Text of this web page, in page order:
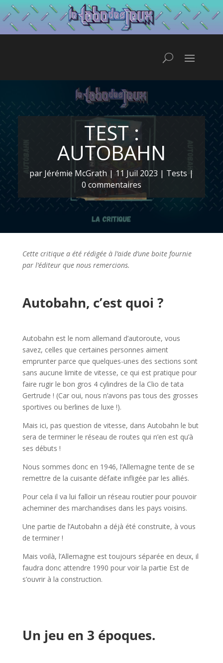
TEST :
AUTOBAHN
par Jérémie McGrath | 11 Juil 2023 | Tests |
0 commentaires
Cette critique a été rédigée à l’aide d’une boite fournie
par l’éditeur que nous remercions.
Autobahn, c’est quoi ?
Autobahn est le nom allemand d’autoroute, vous
savez, celles que certaines personnes aiment
emprunter parce que quelques-unes des sections sont
sans aucune limite de vitesse, ce qui est pratique pour
faire rugir le bon gros 4 cylindres de la Clio de tata
Gertrude ! (Car oui, nous n’avons pas tous des grosses
sportives ou berlines de luxe !).
Mais ici, pas question de vitesse, dans Autobahn le but
sera de terminer le réseau de routes qui n’en est qu’à
ses débuts !
Nous sommes donc en 1946, l’Allemagne tente de se
remettre de la cuisante défaite infligée par les alliés.
Pour cela il va lui falloir un réseau routier pour pouvoir
acheminer des marchandises dans les pays voisins.
Une partie de l’Autobahn a déjà été construite, à vous
de terminer !
Mais voilà, l’Allemagne est toujours séparée en deux, il
faudra donc attendre 1990 pour voir la partie Est de
s’ouvrir à la construction.
Un jeu en 3 époques.